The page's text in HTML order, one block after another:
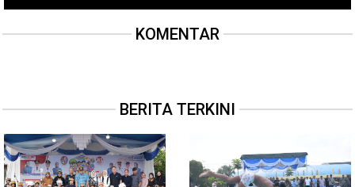
KOMENTAR
BERITA TERKINI